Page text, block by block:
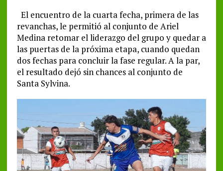
El encuentro de la cuarta fecha, primera de las
revanchas, le permitió al conjunto de Ariel
Medina retomar el liderazgo del grupo y quedar a
las puertas de la próxima etapa, cuando quedan
dos fechas para concluir la fase regular. A la par,
el resultado dejó sin chances al conjunto de
Santa Sylvina.